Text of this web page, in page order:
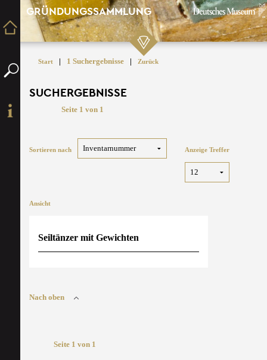
GRÜNDUNGSSAMMLUNG
Start | 1 Suchergebnisse | Zurück
SUCHERGEBNISSE
Seite 1 von 1
Sortieren nach Anzeige Treffer
Ansicht
Seiltänzer mit Gewichten
Nach oben
Seite 1 von 1